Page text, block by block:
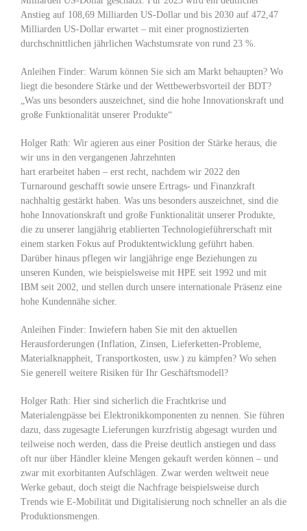
Anstieg auf 108,69 Milliarden US-Dollar und bis 2030 auf 472,47
Milliarden US-Dollar erwartet – mit einer prognostizierten
durchschnittlichen jährlichen Wachstumsrate von rund 23 %.
Anleihen Finder: Warum können Sie sich am Markt behaupten? Wo
liegt die besondere Stärke und der Wettbewerbsvorteil der BDT?
„Was uns besonders auszeichnet, sind die hohe Innovationskraft und
große Funktionalität unserer Produkte“
Holger Rath: Wir agieren aus einer Position der Stärke heraus, die
wir uns in den vergangenen Jahrzehnten
hart erarbeitet haben – erst recht, nachdem wir 2022 den
Turnaround geschafft sowie unsere Ertrags- und Finanzkraft
nachhaltig gestärkt haben. Was uns besonders auszeichnet, sind die
hohe Innovationskraft und große Funktionalität unserer Produkte,
die zu unserer langjährig etablierten Technologieführerschaft mit
einem starken Fokus auf Produktentwicklung geführt haben.
Darüber hinaus pflegen wir langjährige enge Beziehungen zu
unseren Kunden, wie beispielsweise mit HPE seit 1992 und mit
IBM seit 2002, und stellen durch unsere internationale Präsenz eine
hohe Kundennähe sicher.
Anleihen Finder: Inwiefern haben Sie mit den aktuellen
Herausforderungen (Inflation, Zinsen, Lieferketten-Probleme,
Materialknappheit, Transportkosten, usw.) zu kämpfen? Wo sehen
Sie generell weitere Risiken für Ihr Geschäftsmodell?
Holger Rath: Hier sind sicherlich die Frachtkrise und
Materialengpässe bei Elektronikkomponenten zu nennen. Sie führen
dazu, dass zugesagte Lieferungen kurzfristig abgesagt wurden und
teilweise noch werden, dass die Preise deutlich anstiegen und dass
oft nur über Händler kleine Mengen gekauft werden können – und
zwar mit exorbitanten Aufschlägen. Zwar werden weltweit neue
Werke gebaut, doch steigt die Nachfrage beispielsweise durch
Trends wie E-Mobilität und Digitalisierung noch schneller an als die
Produktionsmengen.